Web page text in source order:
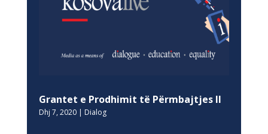
Grantet e Prodhimit të Përmbajtjes II
Dhj 7, 2020| Dialog